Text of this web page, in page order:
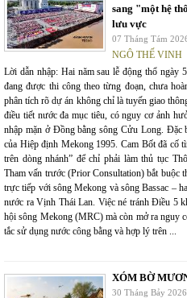
sang "một hệ
lưu vực
07 Tháng Tám
NGÔ THẾ VINH
Lời dẫn nhập: Hai năm sau lễ động thổ ngày
đang được thi công theo từng đoạn, chưa
phân tích rõ dự án không chỉ là tuyến giao
điều tiết nước đa mục tiêu, có nguy cơ ảnh
nhập mặn ở Đồng bằng sông Cửu Long.
của Hiệp định Mekong 1995. Cam Bốt đã cố
trên dòng nhánh” để chỉ phải làm thủ tục
Tham vấn trước (Prior Consultation) bắt buộc
trực tiếp với sông Mekong và sông Bassac –
nước ra Vịnh Thái Lan. Việc né tránh Điều 5
hội sông Mekong (MRC) mà còn mở ra nguy
tắc sử dụng nước công bằng và hợp lý trên ...
XÓM BỜ
30 Tháng Bảy 2026